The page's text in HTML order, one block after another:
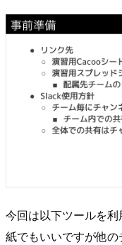
今回は以下ツールを利
紙でもいいですが他